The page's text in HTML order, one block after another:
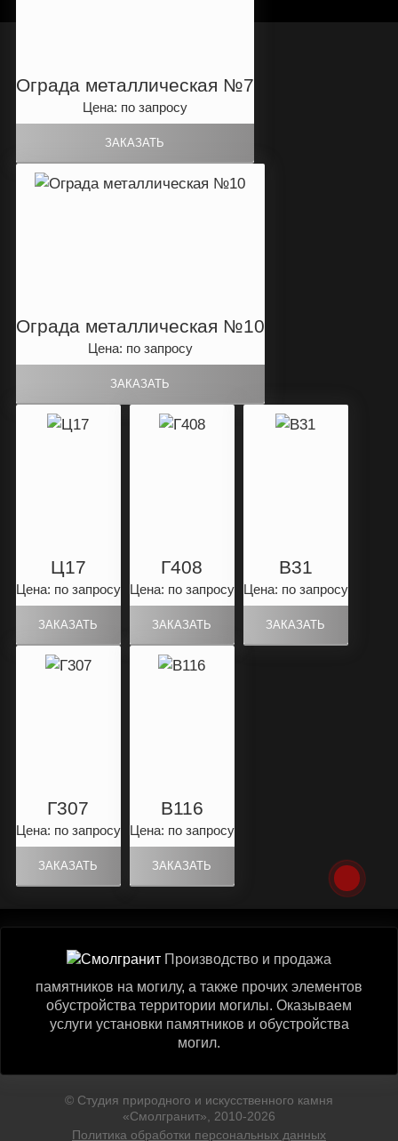
Ограда металлическая №7
Цена: по запросу
Ограда металлическая №10
Цена: по запросу
Ц17
Цена: по запросу
Г408
Цена: по запросу
B31
Цена: по запросу
Г307
Цена: по запросу
B116
Цена: по запросу
Производство и продажа
памятников на могилу, а также прочих элементов
обустройства территории могилы. Оказываем
услуги установки памятников и обустройства
могил.
© Студия природного и искусственного камня
«Смолгранит», 2010-2026
Политика обработки персональных данных